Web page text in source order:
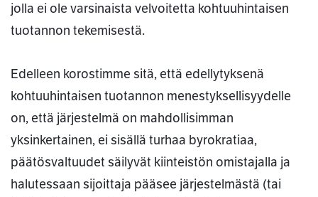
jolla ei ole varsinaista velvoitetta kohtuuhintaisen
tuotannon tekemisestä.
Edelleen korostimme sitä, että edellytyksenä
kohtuuhintaisen tuotannon menestyksellisyydelle
on, että järjestelmä on mahdollisimman
yksinkertainen, ei sisällä turhaa byrokratiaa,
päätösvaltuudet säilyvät kiinteistön omistajalla ja
halutessaan sijoittaja pääsee järjestelmästä (tai